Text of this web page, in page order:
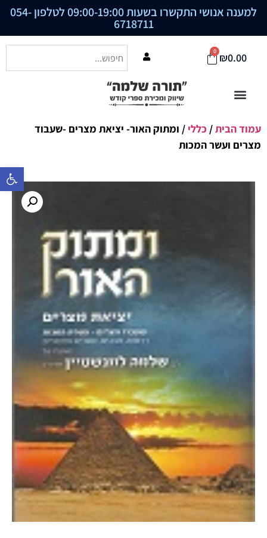
פתח סרגל
למענה אנושי התקשרו בשעות 09:00-19:00 לטלפון 054-
6718711
₪0.00
0
עמוד הבית/ כללי / ומתוק האור- יציאת מצרים -שעבוד
מצרים ועשר המכות